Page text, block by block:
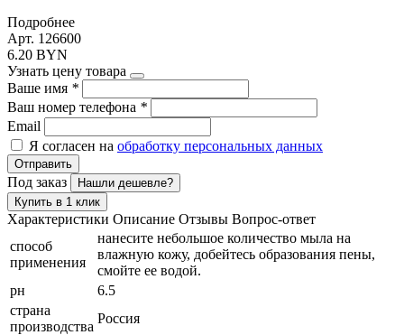
Подробнее
Арт. 126600
6.20 BYN
Узнать цену товара
Ваше имя *
Ваш номер телефона *
Email
Я согласен на обработку персональных данных
Отправить
Под заказ
Нашли дешевле?
Купить в 1 клик
Характеристики Описание Отзывы Вопрос-ответ
способ
применения
нанесите небольшое количество мыла на
влажную кожу, добейтесь образования пены,
смойте ее водой.
рн
6.5
страна
производства
Россия